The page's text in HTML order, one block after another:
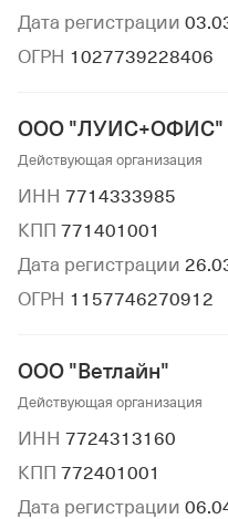
Дата регистрации
ОГРН 1027739228406
ООО "ЛУИС+ОФИС"
Действующая организация
ИНН 7714333985
КПП 771401001
Дата регистрации
ОГРН 1157746270912
ООО "Ветлайн"
Действующая организация
ИНН 7724313160
КПП 772401001
Дата регистрации